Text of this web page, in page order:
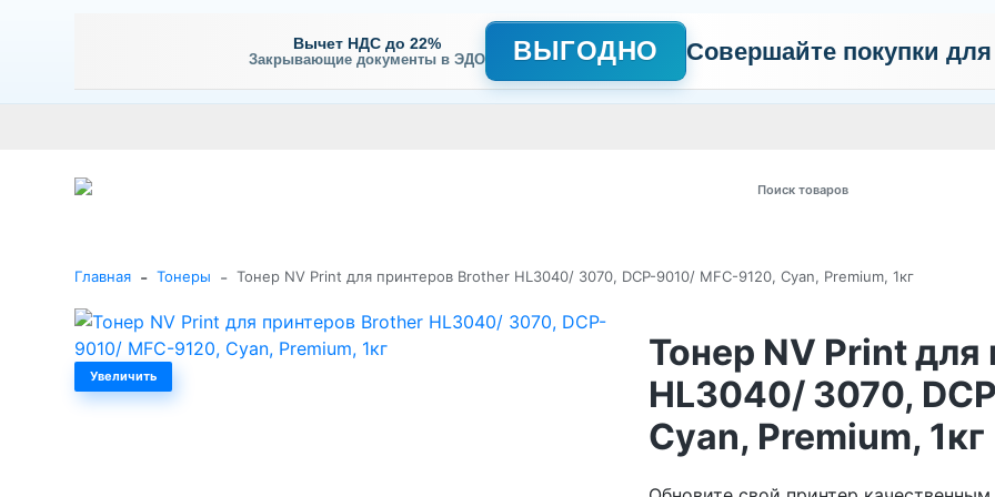
Вычет НДС до 22%
Закрывающие документы в ЭДО ВЫГОДНО Совершайте покупки
Главная - Тонеры - Тонер NV Print для принтеров Brother HL3040/ 3070, DCP-9010/ MFC-9120, Cyan, Premium, 1кг
Увеличить
Тонер NV Print
HL3040/ 3070,
Cyan, Premium, 1кг